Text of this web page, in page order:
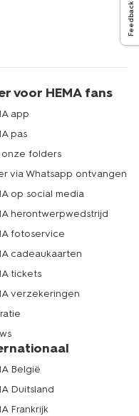
voor HEMA fans
app
pas
onze folders
via Whatsapp ontvangen
op social media
herontwerpwedstrijd
fotoservice
cadeaukaarten
tickets
verzekeringen
België
Duitsland
Frankrijk
Feedback